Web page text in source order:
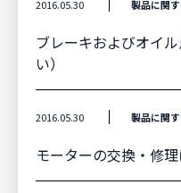
2016.05.30 製品に関
ブレーキおよびオイ
い）
2016.05.30 製品に関
モーターの交換・修理